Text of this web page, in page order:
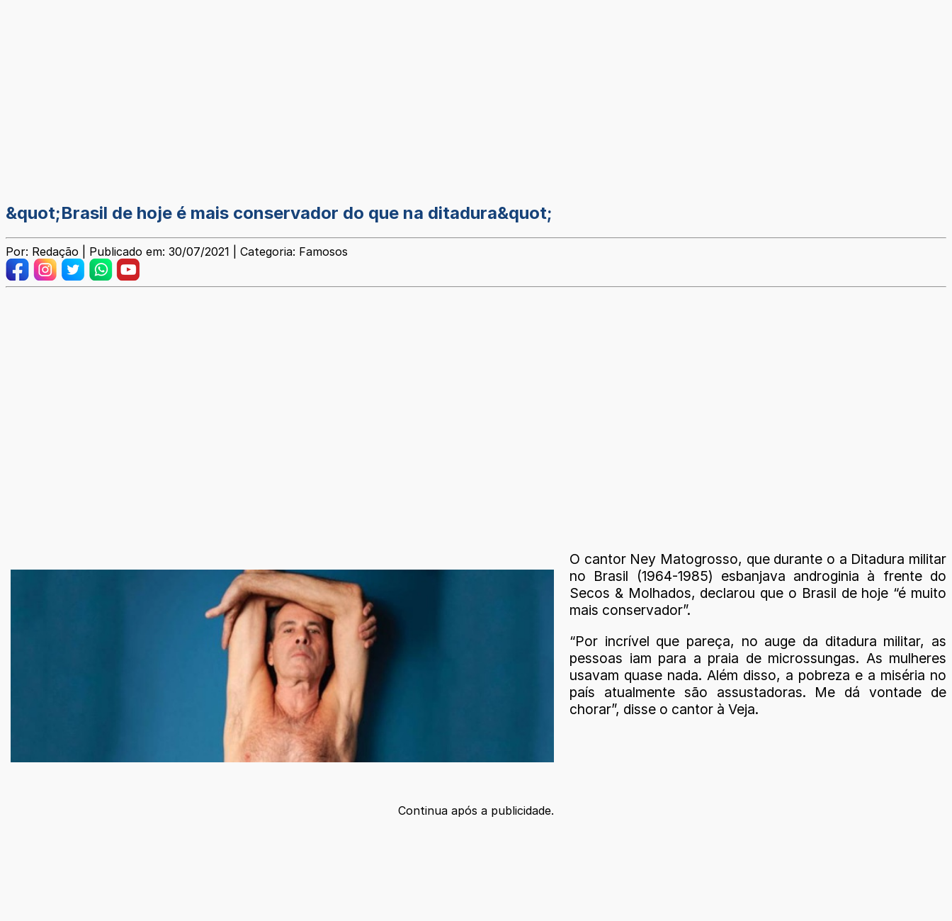
&quot;Brasil de hoje é mais conservador do que na ditadura&quot;
Por: Redação | Publicado em: 30/07/2021 | Categoria: Famosos
O cantor Ney Matogrosso, que durante o a Ditadura militar
no Brasil (1964-1985) esbanjava androginia à frente do
Secos & Molhados, declarou que o Brasil de hoje “é muito
mais conservador”.
“Por incrível que pareça, no auge da ditadura militar, as
pessoas iam para a praia de microssungas. As mulheres
usavam quase nada. Além disso, a pobreza e a miséria no
país atualmente são assustadoras. Me dá vontade de
chorar”, disse o cantor à Veja.
Continua após a publicidade.